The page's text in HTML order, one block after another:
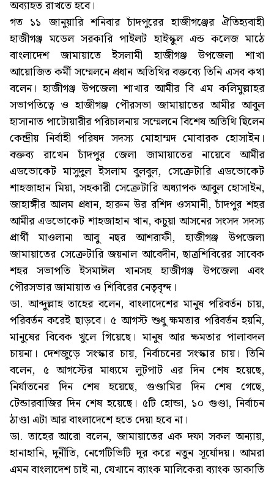
অব্যাহত রাখতে হবে।
গত ১১ জানুয়ারি শনিবার চাঁদপুরের হাজীগঞ্জের ঐতিহ্যবাহী
হাজীগঞ্জ মডেল সরকারি পাইলট হাইস্কুল এন্ড কলেজ মাঠে
বাংলাদেশ জামায়াতে ইসলামী হাজীগঞ্জ উপজেলা শাখা
আয়োজিত কর্মী সম্মেলনে প্রধান অতিথির বক্তব্যে তিনি এসব কথা
বলেন। হাজীগঞ্জ উপজেলা শাখার আমীর বি এম কলিমুল্লাহর
সভাপতিত্বে ও হাজীগঞ্জ পৌরসভা জামায়াতের আমীর আবুল
হাসানাত পাটোয়ারীর পরিচালনায় সম্মেলনে বিশেষ অতিথি ছিলেন
কেন্দ্রীয় নির্বাহী পরিষদ সদস্য মোহাম্মদ মোবারক হোসাইন।
বক্তব্য রাখেন চাঁদপুর জেলা জামায়াতের নায়েবে আমীর
এডভোকেট মাসুদুল ইসলাম বুলবুল, সেক্রেটারি এডভোকেট
শাহজাহান মিয়া, সহকারী সেক্রেটারি অধ্যাপক আবুল হোসাইন,
জাহাঙ্গীর আলম প্রধান, হারুন উর রশিদ ওসমানী, চাঁদপুর শহর
আমীর এডভোকেট শাহজাহান খান, কচুয়া আসনের সংসদ সদস্য
প্রার্থী মাওলানা আবু নছর আশরাফী, হাজীগঞ্জ উপজেলা
জামায়াতের সেক্রেটারি জয়নাল আবেদীন, ছাত্রশিবিরের সাবেক
শহর সভাপতি ইসমাঈল খানসহ হাজীগঞ্জ উপজেলা এবং
পৌরসভার জামায়াত ও শিবিরের নেতৃবৃন্দ।
ডা. আব্দুল্লাহ তাহের বলেন, বাংলাদেশের মানুষ পরিবর্তন চায়,
পরিবর্তন করেই ছাড়বে। ৫ আগস্ট শুধু ক্ষমতার পরিবর্তন হয়নি,
মানুষের বিবেক খুলে গিয়েছে। মানুষ আর ক্ষমতার পালাবদল
চায়না। দেশজুড়ে সংস্কার চায়, নির্বাচনের সংস্কার চায়। তিনি
বলেন, ৫ আগস্টের মাধ্যমে লুটপাট এর দিন শেষ হয়েছে,
নির্যাতনের দিন শেষ হয়েছে, গুণ্ডামির দিন শেষ গেছে,
টেন্ডারবাজির দিন শেষ হয়েছে। ৫টি হোন্ডা, ১০ গুণ্ডা, নির্বাচন
ঠাণ্ডা এটা আর বাংলাদেশে হতে দেয়া হবে না।
ডা. তাহের আরো বলেন, জামায়াতের এক দফা সকল অন্যায়,
হানাহানি, দুর্নীতি, নেগেটিভিটি দূর করে নতুন সূর্যোদয়। আমরা
এমন বাংলাদেশ চাই না, যেখানে ব্যাংক মালিকেরা ব্যাংক ডাকাতি